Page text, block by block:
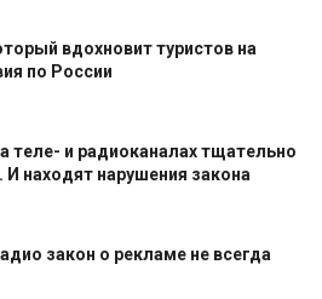
вдохновит туристов на
по России
теле- и радиоканалах тщательно
находят нарушения закона
закон о рекламе не всегда